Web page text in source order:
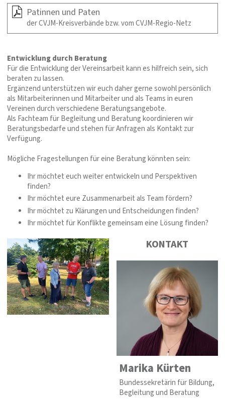
Patinnen und Paten
der CVJM-Kreisverbände bzw. vom CVJM-Regio-Netz
Entwicklung durch Beratung
Für die Entwicklung der Vereinsarbeit kann es hilfreich sein, sich
beraten zu lassen.
Ergänzend unterstützen wir euch daher gerne sowohl persönlich
als Mitarbeiterinnen und Mitarbeiter und als Teams in euren
Vereinen durch verschiedene Beratungsangebote.
Als Fachteam für Begleitung und Beratung koordinieren wir
Beratungsbedarfe und stehen für Anfragen als Kontakt zur
Verfügung.
Mögliche Fragestellungen für eine Beratung könnten sein:
Ihr möchtet euch weiter entwickeln und Perspektiven
finden?
Ihr möchtet eure Zusammenarbeit als Team fördern?
Ihr möchtet zu Klärungen und Entscheidungen finden?
Ihr möchtet für Konflikte gemeinsam eine Lösung finden?
KONTAKT
Marika Kürten
Bundessekretärin für Bildung,
Begleitung und Beratung